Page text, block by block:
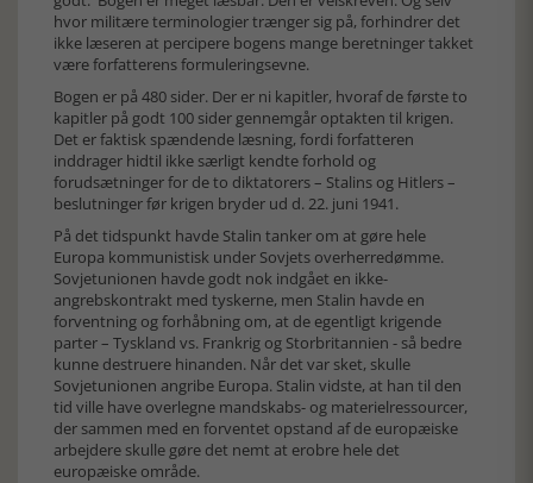
hvor militære terminologier trænger sig på, forhindrer det
ikke læseren at percipere bogens mange beretninger takket
være forfatterens formuleringsevne.
Bogen er på 480 sider. Der er ni kapitler, hvoraf de første to
kapitler på godt 100 sider gennemgår optakten til krigen.
Det er faktisk spændende læsning, fordi forfatteren
inddrager hidtil ikke særligt kendte forhold og
forudsætninger for de to diktatorers – Stalins og Hitlers –
beslutninger før krigen bryder ud d. 22. juni 1941.
På det tidspunkt havde Stalin tanker om at gøre hele
Europa kommunistisk under Sovjets overherredømme.
Sovjetunionen havde godt nok indgået en ikke-
angrebskontrakt med tyskerne, men Stalin havde en
forventning og forhåbning om, at de egentligt krigende
parter – Tyskland vs. Frankrig og Storbritannien - så bedre
kunne destruere hinanden. Når det var sket, skulle
Sovjetunionen angribe Europa. Stalin vidste, at han til den
tid ville have overlegne mandskabs- og materielressourcer,
der sammen med en forventet opstand af de europæiske
arbejdere skulle gøre det nemt at erobre hele det
europæiske område.